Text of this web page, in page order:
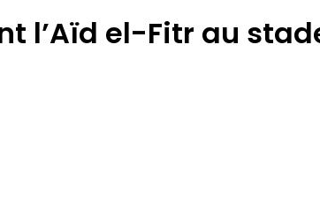
l’Aïd el-Fitr au